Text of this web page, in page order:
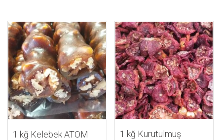
1 kğ Kelebek ATOM
İstek Listeme Ekle
1 kğ Kurutulmuş
İstek Listeme Ekle